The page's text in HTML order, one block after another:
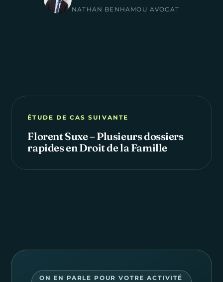
NATHAN BENHAMOU AVOCAT
ÉTUDE DE CAS SUIVANTE
Florent Suxe – Plusieurs dossiers
rapides en Droit de la Famille
ON EN PARLE POUR VOTRE ACTIVITÉ